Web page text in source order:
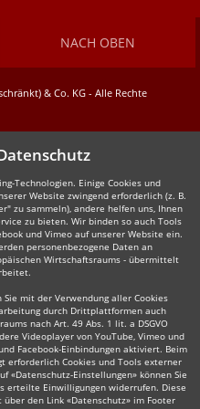
NACH OBEN
& Co. KG - Alle Rechte
Technologien. Einige Cookies und
Website zwingend erforderlich (z. B.
zu sammeln), andere helfen uns, Ihnen
zu bieten. Wir binden so auch Tools
und Vimeo auf unserer Website ein.
personenbezogene Daten an
Wirtschaftsraums - übermittelt
mit der Verwendung aller Cookies
durch Drittplattformen auch
nach Art. 49 Abs. 1 lit. a DSGVO
Videoplayer von YouTube, Vimeo und
Facebook-Einbindungen aktiviert. Beim
erforderlich Cookies und Tools externer
«Datenschutz-Einstellungen» können Sie
erteilte Einwilligungen widerrufen. Diese
den Link «Datenschutz» im Footer